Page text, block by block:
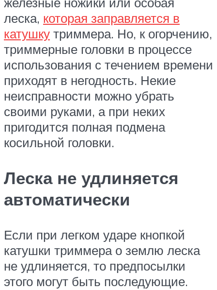
леска, которая заправляется в
катушку триммера. Но, к огорчению,
триммерные головки в процессе
использования с течением времени
приходят в негодность. Некие
неисправности можно убрать
своими руками, а при неких
пригодится полная подмена
косильной головки.
Леска не удлиняется
автоматически
Если при легком ударе кнопкой
катушки триммера о землю леска
не удлиняется, то предпосылки
этого могут быть последующие.